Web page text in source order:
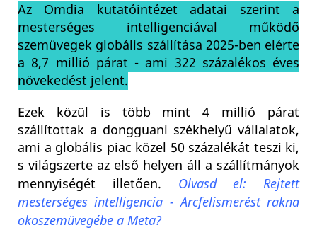
Az Omdia kutatóintézet adatai szerint a
mesterséges intelligenciával működő
szemüvegek globális szállítása 2025-ben elérte
a 8,7 millió párat - ami 322 százalékos éves
növekedést jelent.
Ezek közül is több mint 4 millió párat
szállítottak a dongguani székhelyű vállalatok,
ami a globális piac közel 50 százalékát teszi ki,
s világszerte az első helyen áll a szállítmányok
mennyiségét illetően.
Olvasd el: Rejtett
mesterséges intelligencia - Arcfelismerést rakna
okoszemüvegébe a Meta?